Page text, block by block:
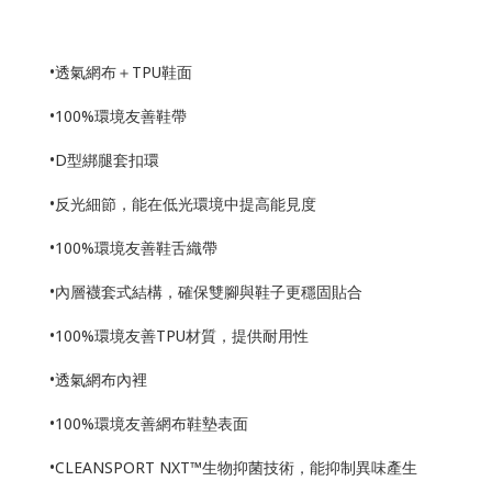
•透氣網布＋TPU鞋面
•100%環境友善鞋帶
•D型綁腿套扣環
•反光細節，能在低光環境中提高能見度
•100%環境友善鞋舌織帶
•內層襪套式結構，確保雙腳與鞋子更穩固貼合
•100%環境友善TPU材質，提供耐用性
•透氣網布內裡
•100%環境友善網布鞋墊表面
•CLEANSPORT NXT™生物抑菌技術，能抑制異味產生